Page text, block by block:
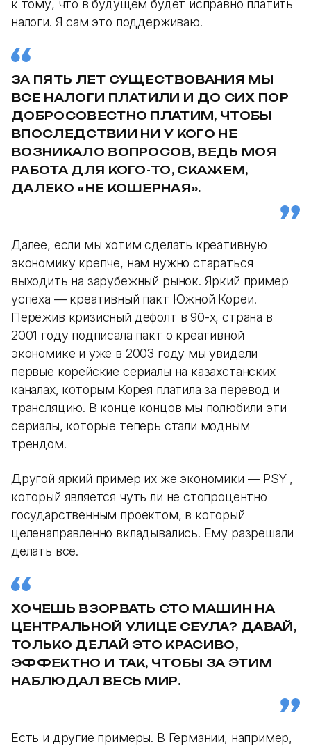
к тому, что в будущем будет исправно платить
налоги. Я сам это поддерживаю.
ЗА ПЯТЬ ЛЕТ СУЩЕСТВОВАНИЯ МЫ
ВСЕ НАЛОГИ ПЛАТИЛИ И ДО СИХ ПОР
ДОБРОСОВЕСТНО ПЛАТИМ, ЧТОБЫ
ВПОСЛЕДСТВИИ НИ У КОГО НЕ
ВОЗНИКАЛО ВОПРОСОВ, ВЕДЬ МОЯ
РАБОТА ДЛЯ КОГО-ТО, СКАЖЕМ,
ДАЛЕКО «НЕ КОШЕРНАЯ».
Далее, если мы хотим сделать креативную
экономику крепче, нам нужно стараться
выходить на зарубежный рынок. Яркий пример
успеха — креативный пакт Южной Кореи.
Пережив кризисный дефолт в 90-х, страна в
2001 году подписала пакт о креативной
экономике и уже в 2003 году мы увидели
первые корейские сериалы на казахстанских
каналах, которым Корея платила за перевод и
трансляцию. В конце концов мы полюбили эти
сериалы, которые теперь стали модным
трендом.
Другой яркий пример их же экономики — PSY ,
который является чуть ли не стопроцентно
государственным проектом, в который
целенаправленно вкладывались. Ему разрешали
делать все.
ХОЧЕШЬ ВЗОРВАТЬ СТО МАШИН НА
ЦЕНТРАЛЬНОЙ УЛИЦЕ СЕУЛА? ДАВАЙ,
ТОЛЬКО ДЕЛАЙ ЭТО КРАСИВО,
ЭФФЕКТНО И ТАК, ЧТОБЫ ЗА ЭТИМ
НАБЛЮДАЛ ВЕСЬ МИР.
Есть и другие примеры. В Германии, например,